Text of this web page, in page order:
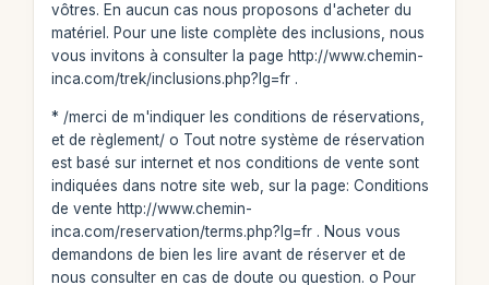
vôtres. En aucun cas nous proposons d'acheter du
matériel. Pour une liste complète des inclusions, nous
vous invitons à consulter la page http://www.chemin-
inca.com/trek/inclusions.php?lg=fr .
* /merci de m'indiquer les conditions de réservations,
et de règlement/ o Tout notre système de réservation
est basé sur internet et nos conditions de vente sont
indiquées dans notre site web, sur la page: Conditions
de vente http://www.chemin-
inca.com/reservation/terms.php?lg=fr . Nous vous
demandons de bien les lire avant de réserver et de
nous consulter en cas de doute ou question. o Pour